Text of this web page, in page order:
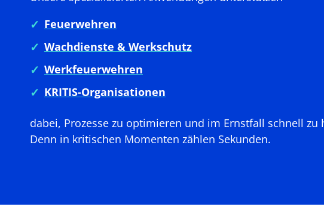
Feuerwehren
Wachdienste & Werkschutz
Werkfeuerwehren
KRITIS-Organisationen
dabei, Prozesse zu optimieren und im Ernstfall schnell zu
Denn in kritischen Momenten zählen Sekunden.